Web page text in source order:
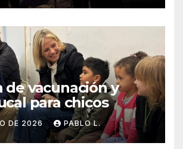
de vacunación y
para chicos
DE 2026 PABLO L.